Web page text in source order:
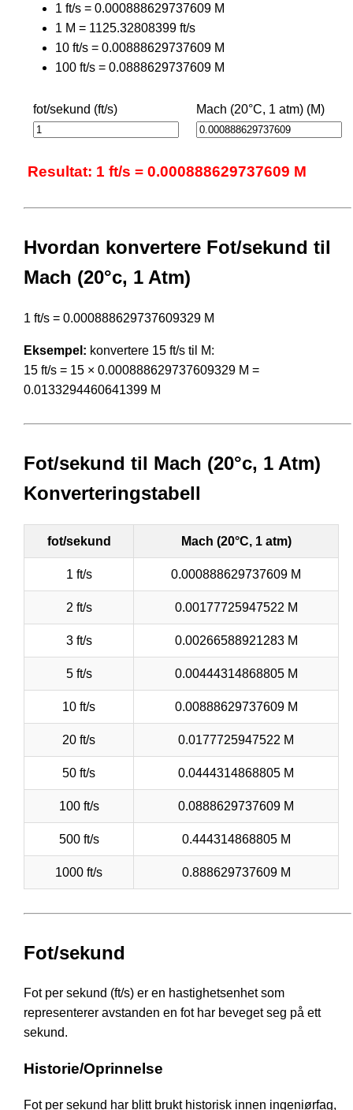
1 ft/s = 0.000888629737609 M
1 M = 1125.32808399 ft/s
10 ft/s = 0.00888629737609 M
100 ft/s = 0.0888629737609 M
fot/sekund (ft/s) Mach (20°C, 1 atm) (M)
Resultat: 1 ft/s = 0.000888629737609 M
Hvordan konvertere Fot/sekund til
Mach (20°c, 1 Atm)
1 ft/s = 0.000888629737609329 M
Eksempel: konvertere 15 ft/s til M:
15 ft/s = 15 × 0.000888629737609329 M =
0.0133294460641399 M
Fot/sekund til Mach (20°c, 1 Atm)
Konverteringstabell
fot/sekund Mach (20°C, 1 atm)
1 ft/s 0.000888629737609 M
2 ft/s 0.00177725947522 M
3 ft/s 0.00266588921283 M
5 ft/s 0.00444314868805 M
10 ft/s 0.00888629737609 M
20 ft/s 0.0177725947522 M
50 ft/s 0.0444314868805 M
100 ft/s 0.0888629737609 M
500 ft/s 0.444314868805 M
1000 ft/s 0.888629737609 M
Fot/sekund
Fot per sekund (ft/s) er en hastighetsenhet som
representerer avstanden en fot har beveget seg på ett
sekund.
Historie/Oprinnelse
Fot per sekund har blitt brukt historisk innen ingeniørfag,